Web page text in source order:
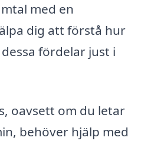
med en
dig att förstå hur
fördelar just i
oavsett om du letar
behöver hjälp med